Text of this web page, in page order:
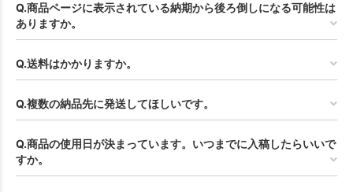
Q.商品ページに表示されている納期から後ろ倒しになる可能性は
ありますか。
Q.送料はかかりますか。
Q.複数の納品先に発送してほしいです。
Q.商品の使用日が決まっています。いつまでに入稿したらいいで
すか。